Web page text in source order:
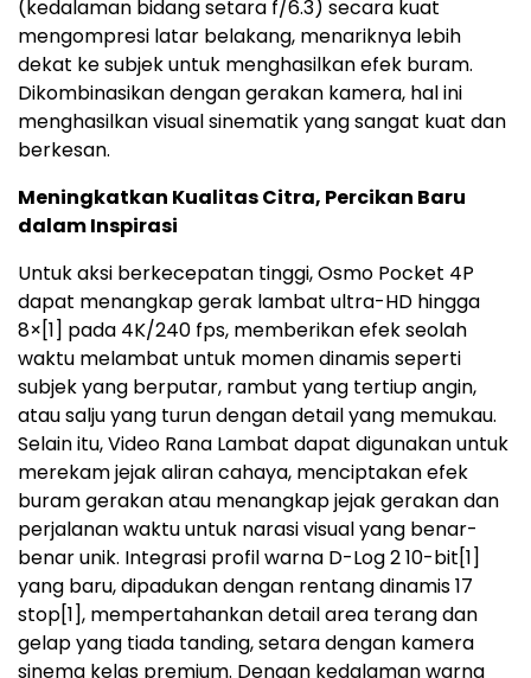
(kedalaman bidang setara f/6.3) secara kuat
mengompresi latar belakang, menariknya lebih
dekat ke subjek untuk menghasilkan efek buram.
Dikombinasikan dengan gerakan kamera, hal ini
menghasilkan visual sinematik yang sangat kuat dan
berkesan.
Meningkatkan Kualitas Citra, Percikan Baru
dalam Inspirasi
Untuk aksi berkecepatan tinggi, Osmo Pocket 4P
dapat menangkap gerak lambat ultra-HD hingga
8×[1] pada 4K/240 fps, memberikan efek seolah
waktu melambat untuk momen dinamis seperti
subjek yang berputar, rambut yang tertiup angin,
atau salju yang turun dengan detail yang memukau.
Selain itu, Video Rana Lambat dapat digunakan untuk
merekam jejak aliran cahaya, menciptakan efek
buram gerakan atau menangkap jejak gerakan dan
perjalanan waktu untuk narasi visual yang benar-
benar unik. Integrasi profil warna D-Log 2 10-bit[1]
yang baru, dipadukan dengan rentang dinamis 17
stop[1], mempertahankan detail area terang dan
gelap yang tiada tanding, setara dengan kamera
sinema kelas premium. Dengan kedalaman warna